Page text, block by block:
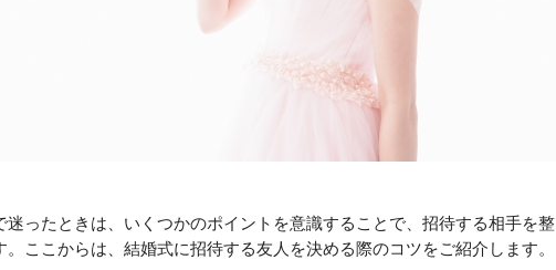
迷ったときは、いくつかのポイントを意識することで、招待する相手を整
ここからは、結婚式に招待する友人を決める際のコツをご紹介します。